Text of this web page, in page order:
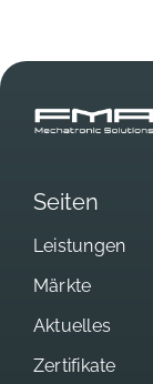
Seiten
Leistungen
Märkte
Aktuelles
Zertifikate